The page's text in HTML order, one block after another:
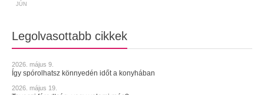
JÚN
Legolvasottabb cikkek
2026. május 9.
Így spórolhatsz könnyedén időt a konyhában
2026. május 19.